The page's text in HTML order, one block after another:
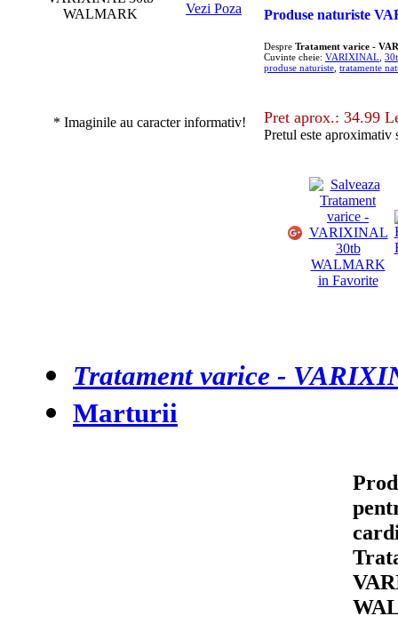
Vezi Poza
* Imaginile au caracter informativ!
Produse naturiste
Despre Tratament varice -
Cuvinte cheie: VARIXINAL
produse naturiste tratamente
Pret aprox.: 34.99
Pretul este aproximativ
Tratament varice -
Marturii